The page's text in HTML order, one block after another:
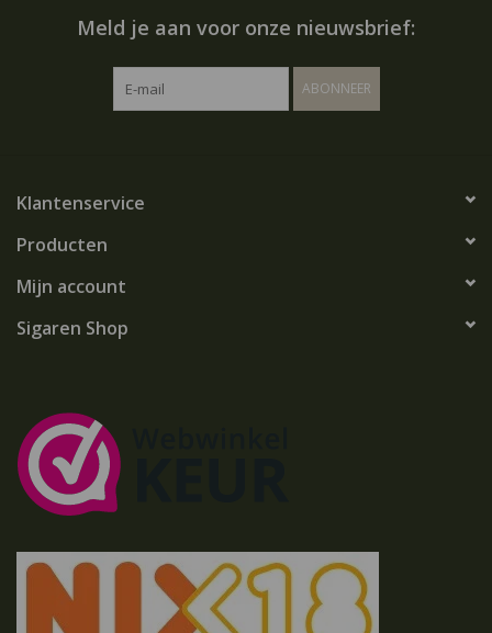
Meld je aan voor onze nieuwsbrief:
ABONNEER
Klantenservice
Producten
Mijn account
Sigaren Shop